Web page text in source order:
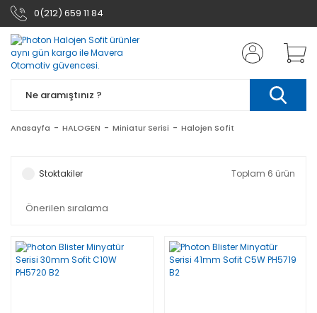
0(212) 659 11 84
Anasayfa HALOGEN Miniatur Serisi Halojen Sofit
Stoktakiler Toplam 6 ürün